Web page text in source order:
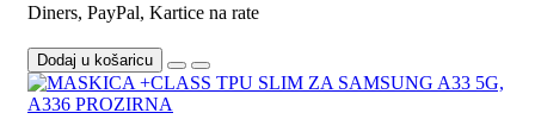
Diners, PayPal, Kartice na rate
Dodaj u košaricu